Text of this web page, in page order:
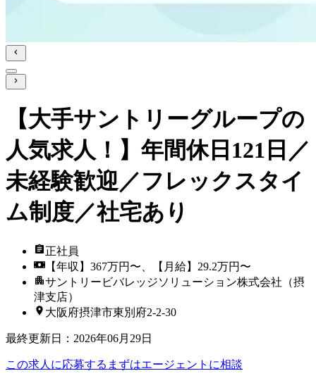
【大手サントリーグループの
人気求人！】年間休日121日／
未経験歓迎／フレックスタイ
ム制度／社宅あり
正社員
【年収】367万円〜、【月給】29.2万円〜
サントリービバレッジソリューション株式会社（摂
津支店）
大阪府摂津市東別府2-2-30
最終更新日 ： 2026年06月29日
この求人に応募する まずはエージェントに相談